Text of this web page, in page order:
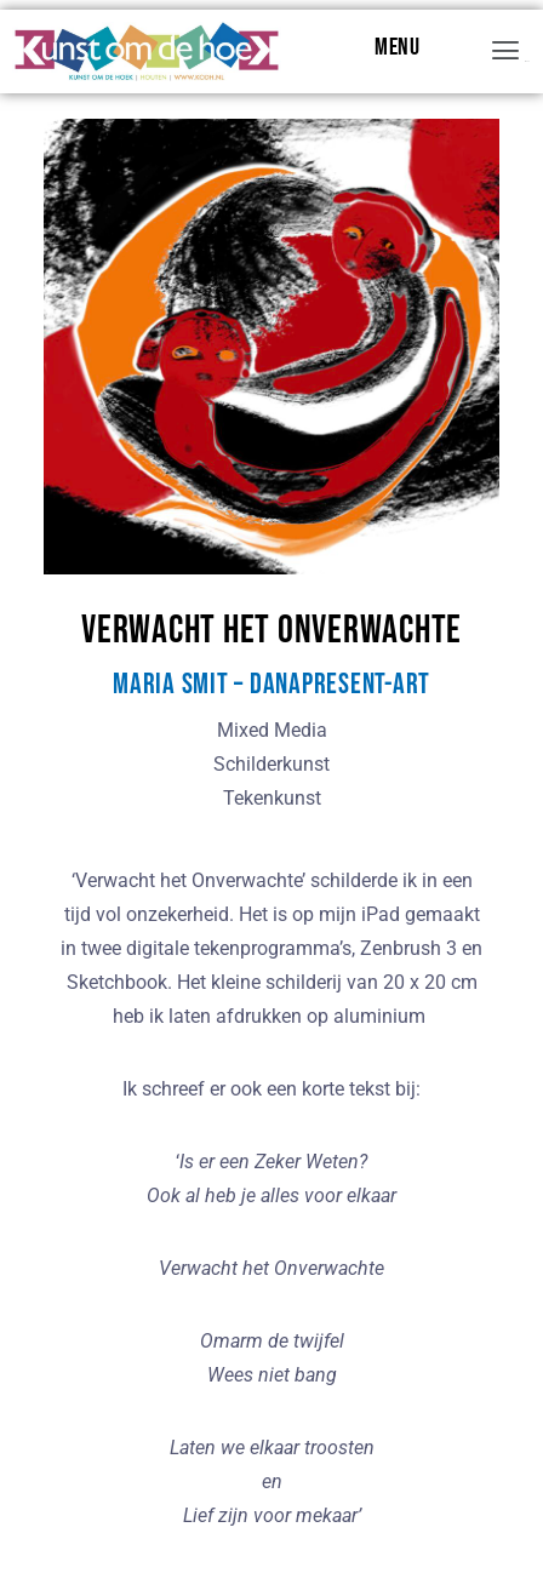
Menu
Verwacht het Onverwachte
Maria Smit – DanaPresent-Art
Mixed Media
Schilderkunst
Tekenkunst
‘Verwacht het Onverwachte’ schilderde ik in een
tijd vol onzekerheid. Het is op mijn iPad gemaakt
in twee digitale tekenprogramma’s, Zenbrush 3 en
Sketchbook. Het kleine schilderij van 20 x 20 cm
heb ik laten afdrukken op aluminium
Ik schreef er ook een korte tekst bij:
‘Is er een Zeker Weten?
Ook al heb je alles voor elkaar
Verwacht het Onverwachte
Omarm de twijfel
Wees niet bang
Laten we elkaar troosten
en
Lief zijn voor mekaar’